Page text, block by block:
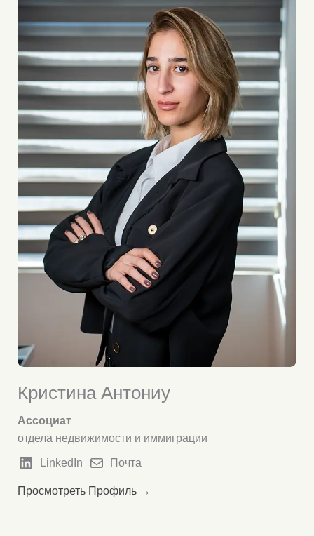
Кристина Антониу
Ассоциат
отдела недвижимости и иммиграции
LinkedIn Почта
Просмотреть Профиль →